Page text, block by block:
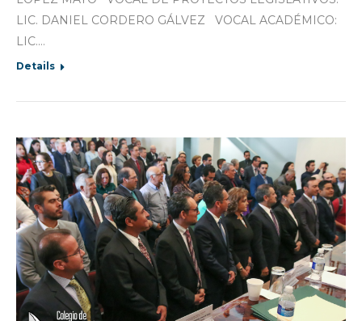
LIC. DANIEL CORDERO GÁLVEZ VOCAL ACADÉMICO:
LIC.…
Details